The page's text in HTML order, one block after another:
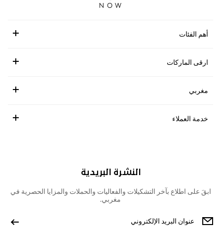
أهم الفئات
ارقى الماركات
مغربي
خدمة العملاء
النشرة البريدية
ابقَ على اطلاع بآخر التشكيلات والفعاليات والحملات والمزايا الحصرية في
مغربي.